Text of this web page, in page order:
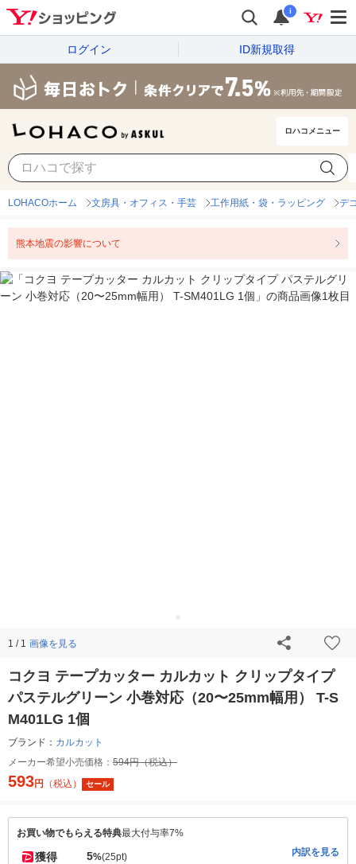
i
ログイン ID新規取得
ロハコメニュー
LOHACOホーム 文房具・オフィス・手芸 工作用紙・袋・ラッピング デ
熊本地震の影響について
1 / 1 画像を見る
コクヨ テープカッター カルカット クリップタイプ
パステルグリーン 小巻対応（20〜25mm幅用） T-S
M401LG 1個
ブランド： カルカット
メーカー希望小売価格： 594円（税込）
593円 （税込） セール
お買い物でもらえる特典最大付与率7%
獲得 5%(25pt) 内訳を見る